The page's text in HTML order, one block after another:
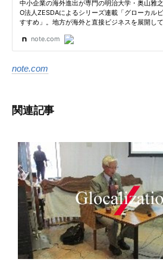
note.com
関連記事